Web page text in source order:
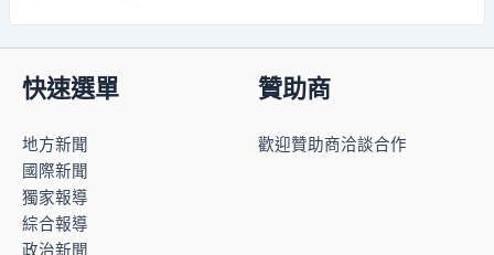
快速選單
地方新聞
國際新聞
獨家報導
綜合報導
贊助商
歡迎贊助商洽談合作